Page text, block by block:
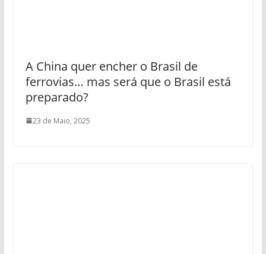
A China quer encher o Brasil de
ferrovias… mas será que o Brasil está
preparado?
23 de Maio, 2025